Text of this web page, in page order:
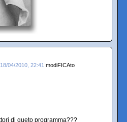
18/04/2010, 22:41 modiFICAto
di queto programma???